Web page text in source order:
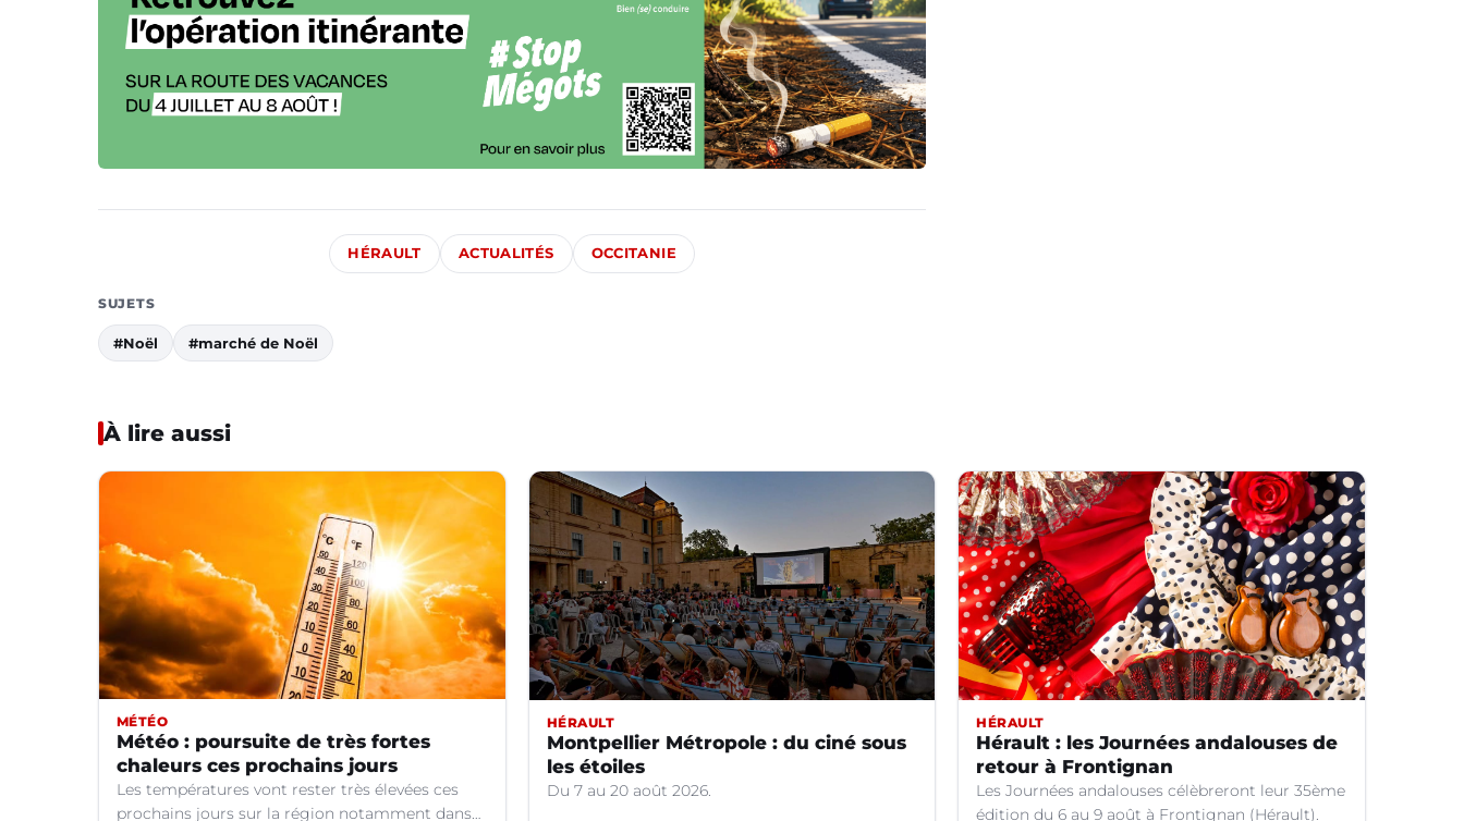
HÉRAULT ACTUALITÉS OCCITANIE
SUJETS
#Noël #marché de Noël
À lire aussi
MÉTÉO
Météo : poursuite de très fortes
chaleurs ces prochains jours
Les températures vont rester très élevées ces
prochains jours sur la région notamment dans
HÉRAULT
Montpellier Métropole : du ciné sous
les étoiles
Du 7 au 20 août 2026.
HÉRAULT
Hérault : les Journées andalouses de
retour à Frontignan
Les Journées andalouses célèbreront leur 35ème
édition du 6 au 9 août à Frontignan (Hérault).